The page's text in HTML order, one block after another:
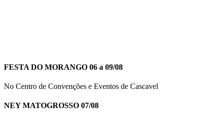
FESTA DO MORANGO 06 a 09/08
No Centro de Convenções e Eventos de Cascavel
NEY MATOGROSSO 07/08